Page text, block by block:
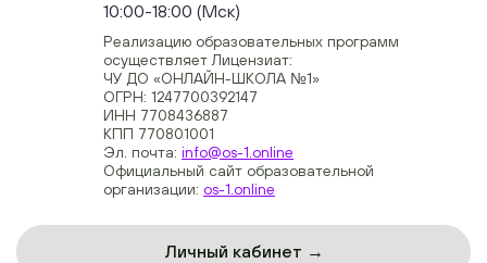
10:00-18:00 (Мск)
Реализацию образовательных программ
осуществляет Лицензиат:
ЧУ ДО «ОНЛАЙН-ШКОЛА №1»
ОГРН: 1247700392147
ИНН 7708436887
КПП 770801001
Эл. почта: info@os-1.online
Официальный сайт образовательной
организации: os-1.online
Личный кабинет →